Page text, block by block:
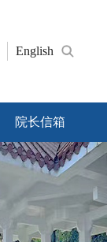
English
院长信箱